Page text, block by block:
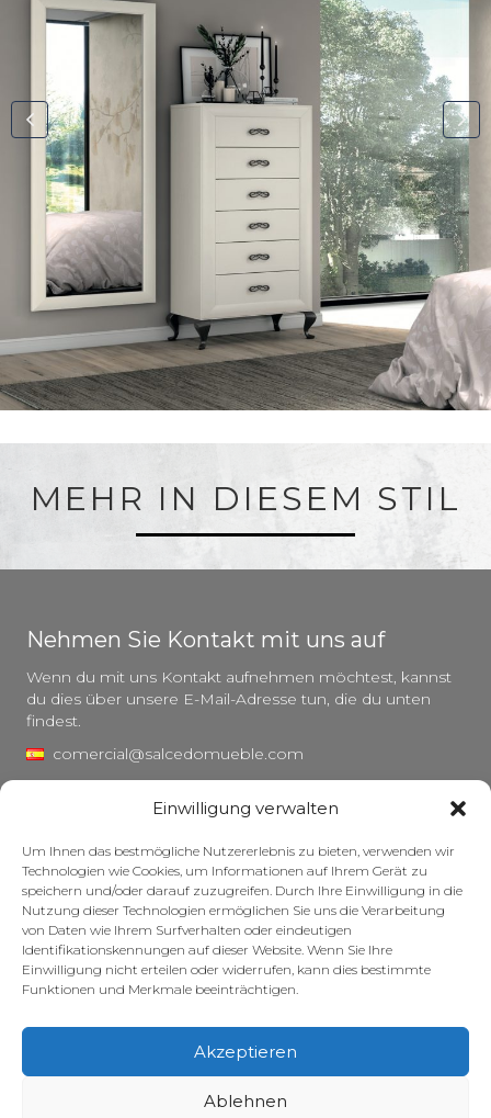
Einwilligung verwalten
Um Ihnen das bestmögliche Nutzererlebnis zu bieten, verwenden wir
Technologien wie Cookies, um Informationen auf Ihrem Gerät zu
speichern und/oder darauf zuzugreifen. Durch Ihre Einwilligung in die
Nutzung dieser Technologien ermöglichen Sie uns die Verarbeitung
von Daten wie Ihrem Surfverhalten oder eindeutigen
Identifikationskennungen auf dieser Website. Wenn Sie Ihre
Einwilligung nicht erteilen oder widerrufen, kann dies bestimmte
Funktionen und Merkmale beeinträchtigen.
Akzeptieren
Ablehnen
MEHR IN DIESEM STIL
Nehmen Sie Kontakt mit uns auf
Wenn du mit uns Kontakt aufnehmen möchtest, kannst
du dies über unsere E-Mail-Adresse tun, die du unten
findest.
comercial@salcedomueble.com
distribucion@salcedomueble.com
Instagram
Rechtlicher Hinweis
Datenschutzerklärung
Cookie-Richtlinie
Zuschüsse